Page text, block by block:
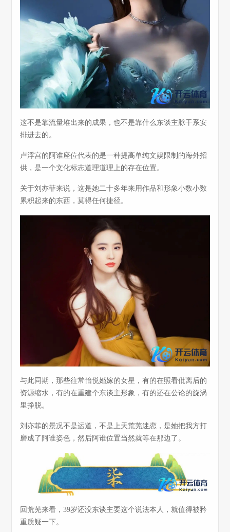
这不是靠流量堆出来的成果，也不是靠什么东谈主脉干系安
排进去的。
卢浮宫的阿谁座位代表的是一种提高单纯文娱限制的海外招
供，是一个文化标志道理道理上的存在位置。
关于刘亦菲来说，这是她二十多年来用作品和形象小数小数
累积起来的东西，莫得任何捷径。
与此同期，那些往常怡悦婚嫁的女星，有的在照看仳离后的
资源缩水，有的在重建个东谈主形象，有的还在公论的旋涡
里挣脱。
刘亦菲的景况不是运道，不是上天荒芜迷恋，是她把我方打
磨成了阿谁姿色，然后阿谁位置当然就等在那边了。
回荒芜来看，39岁还没东谈主要这个说法本人，就值得被矜
重质疑一下。